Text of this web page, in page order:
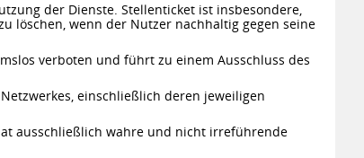
der Dienste. Stellenticket ist insbesondere,
löschen, wenn der Nutzer nachhaltig gegen seine
verboten und führt zu einem Ausschluss des
einschließlich deren jeweiligen
ausschließlich wahre und nicht irreführende